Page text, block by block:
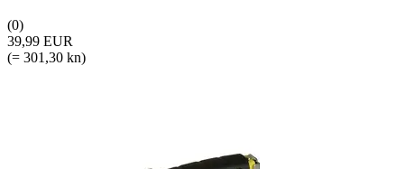
(0)
39,99 EUR
(= 301,30 kn)